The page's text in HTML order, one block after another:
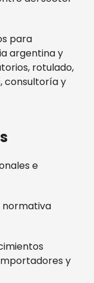
para
argentina y
rotulado,
consultoría y
e
normativa
y